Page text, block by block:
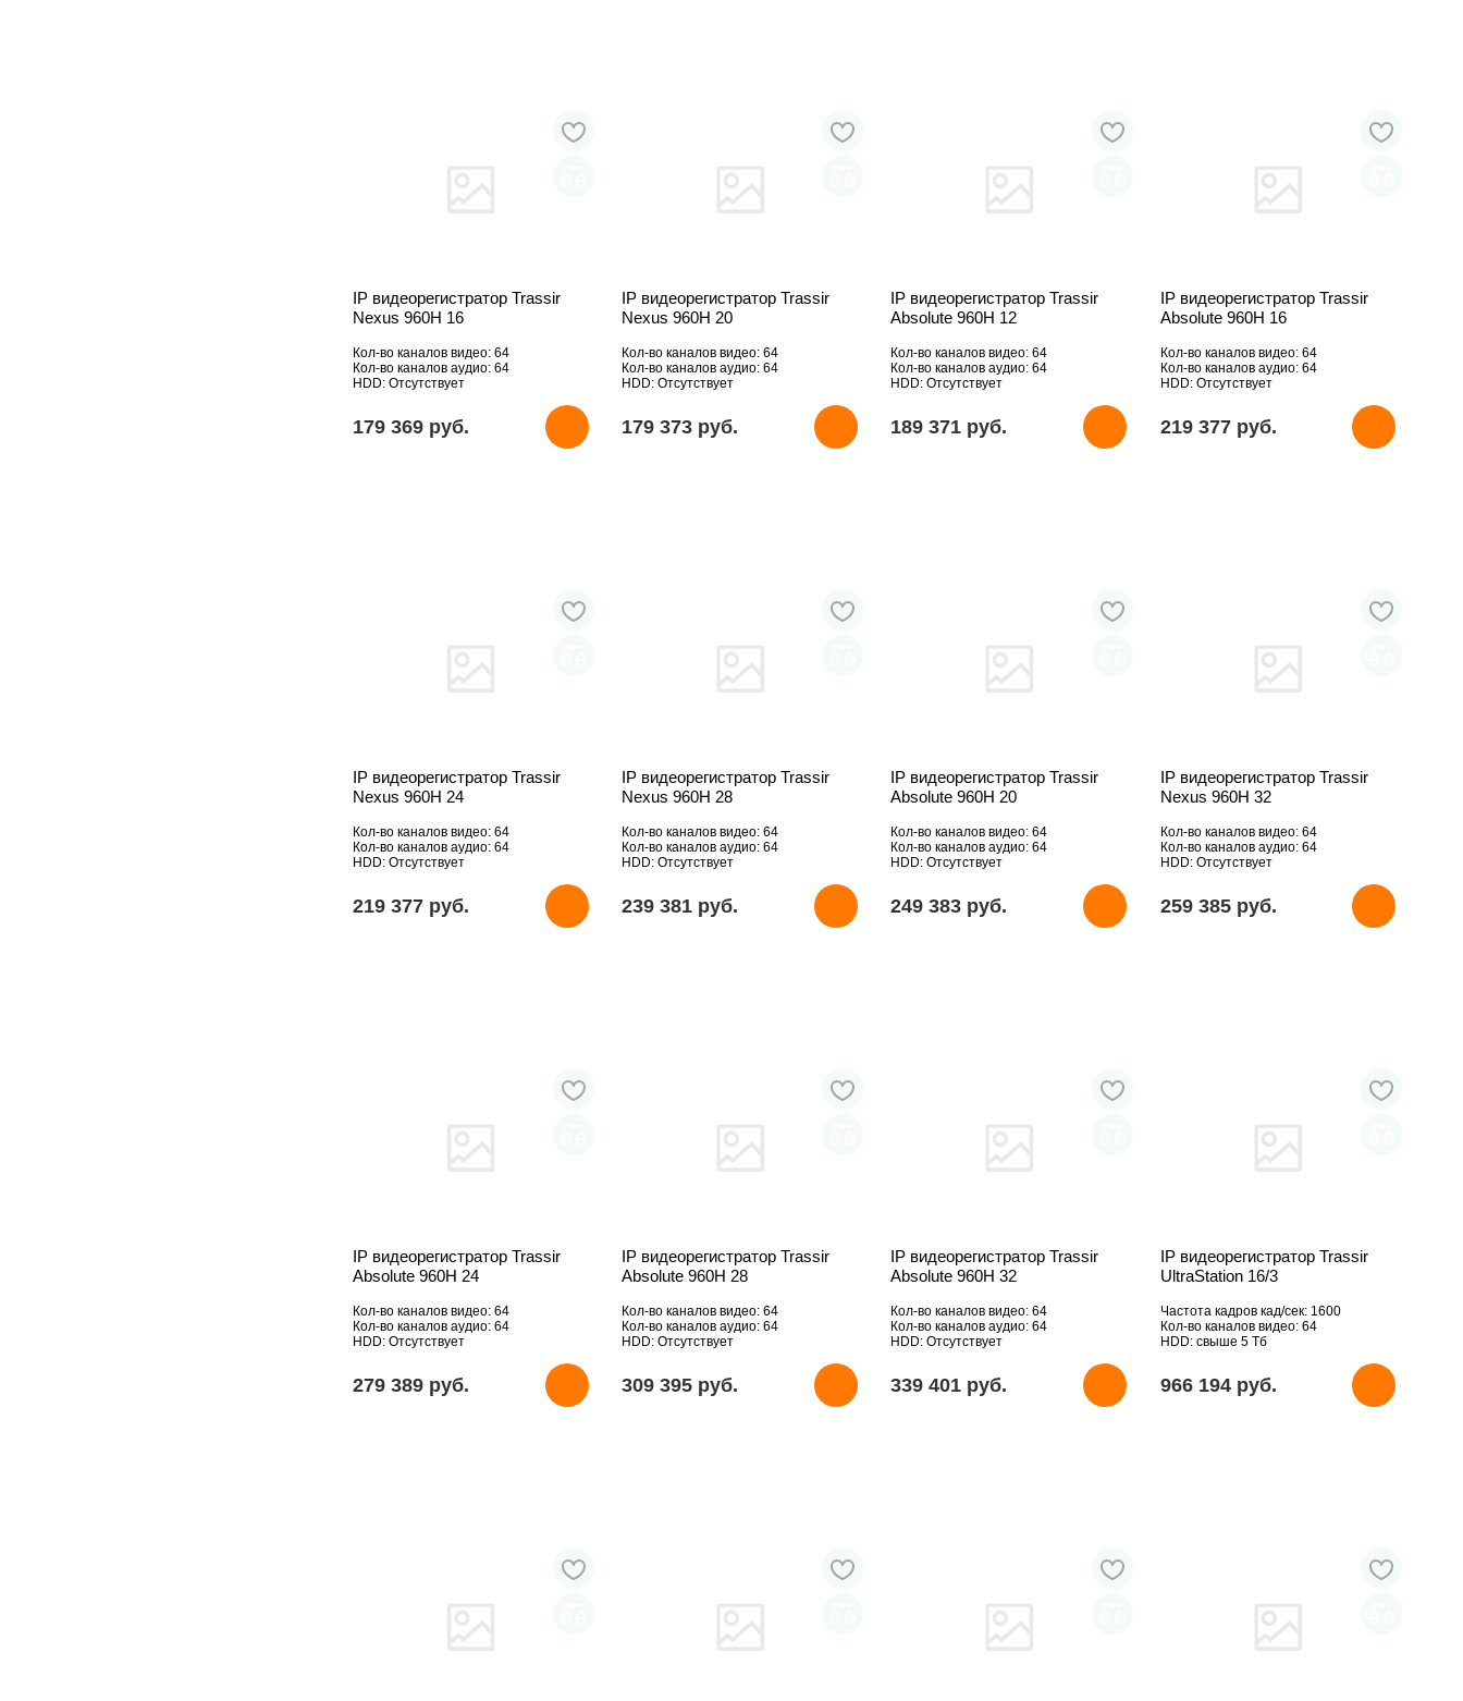
IP видеорегистратор Trassir
Nexus 960H 16
Кол-во каналов видео: 64
Кол-во каналов аудио: 64
HDD: Отсутствует
179 369 pуб.
IP видеорегистратор Trassir
Nexus 960H 20
Кол-во каналов видео: 64
Кол-во каналов аудио: 64
HDD: Отсутствует
179 373 pуб.
IP видеорегистратор Trassir
Absolute 960H 12
Кол-во каналов видео: 64
Кол-во каналов аудио: 64
HDD: Отсутствует
189 371 pуб.
IP видеорегистратор Trassir
Absolute 960H 16
Кол-во каналов видео: 64
Кол-во каналов аудио: 64
HDD: Отсутствует
219 377 pуб.
IP видеорегистратор Trassir
Nexus 960H 24
Кол-во каналов видео: 64
Кол-во каналов аудио: 64
HDD: Отсутствует
219 377 pуб.
IP видеорегистратор Trassir
Nexus 960H 28
Кол-во каналов видео: 64
Кол-во каналов аудио: 64
HDD: Отсутствует
239 381 pуб.
IP видеорегистратор Trassir
Absolute 960H 20
Кол-во каналов видео: 64
Кол-во каналов аудио: 64
HDD: Отсутствует
249 383 pуб.
IP видеорегистратор Trassir
Nexus 960H 32
Кол-во каналов видео: 64
Кол-во каналов аудио: 64
HDD: Отсутствует
259 385 pуб.
IP видеорегистратор Trassir
Absolute 960H 24
Кол-во каналов видео: 64
Кол-во каналов аудио: 64
HDD: Отсутствует
279 389 pуб.
IP видеорегистратор Trassir
Absolute 960H 28
Кол-во каналов видео: 64
Кол-во каналов аудио: 64
HDD: Отсутствует
309 395 pуб.
IP видеорегистратор Trassir
Absolute 960H 32
Кол-во каналов видео: 64
Кол-во каналов аудио: 64
HDD: Отсутствует
339 401 pуб.
IP видеорегистратор Trassir
UltraStation 16/3
Частота кадров кад/сек: 1600
Кол-во каналов видео: 64
HDD: свыше 5 Тб
966 194 pуб.